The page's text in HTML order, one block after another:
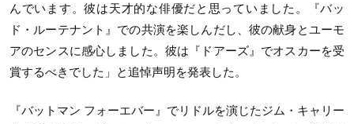
んでいます。彼は天才的な俳優だと思っていました。『バッ
ド・ルーテナント』での共演を楽しんだし、彼の献身とユーモ
アのセンスに感心しました。彼は『ドアーズ』でオスカーを受
賞するべきでした」と追悼声明を発表した。
『バットマン フォーエバー』でリドルを演じたジム・キャリー